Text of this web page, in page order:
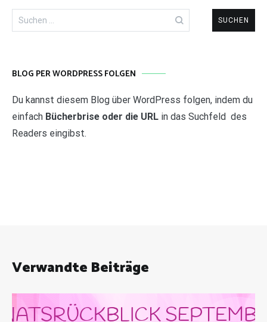
nach:
BLOG PER WORDPRESS FOLGEN
Du kannst diesem Blog über WordPress folgen, indem du
einfach Bücherbrise oder die URL in das Suchfeld des
Readers eingibst.
Verwandte Beiträge